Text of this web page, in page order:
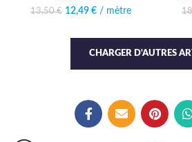
13,50€
Le prix initial était :
12,49 €
Le prix
/ mètre
CHARGER D'AUTRES